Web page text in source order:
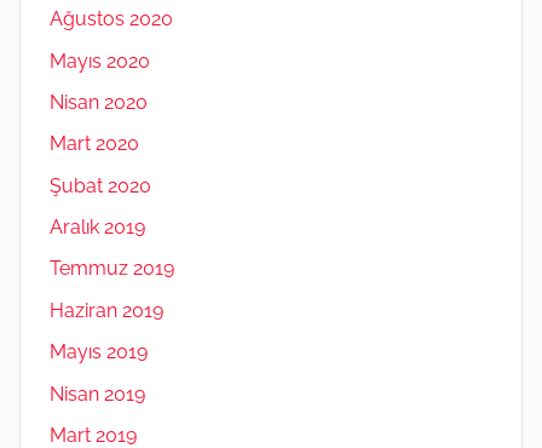
Ağustos 2020
Mayıs 2020
Nisan 2020
Mart 2020
Şubat 2020
Aralık 2019
Temmuz 2019
Haziran 2019
Mayıs 2019
Nisan 2019
Mart 2019